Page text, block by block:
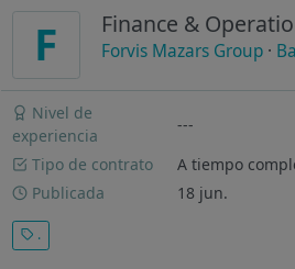
F Finance &
Forvis Mazars Group ·
Nivel de
experiencia
---
Tipo de contrato
A tiempo
Publicada
18 jun.
.